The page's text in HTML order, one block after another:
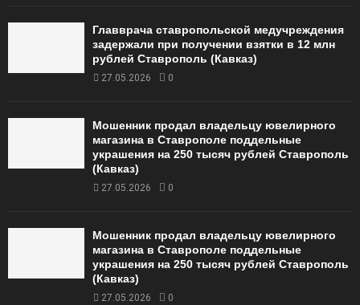
Главврача ставропольской медучреждения
задержали при получении взятки в 12 млн
рублей Ставрополь (Кавказ)
27.05.2026 0
Мошенник продал владельцу ювелирного
магазина в Ставрополе поддельные
украшения на 250 тысяч рублей Ставрополь
(Кавказ)
27.05.2026 0
Мошенник продал владельцу ювелирного
магазина в Ставрополе поддельные
украшения на 250 тысяч рублей Ставрополь
(Кавказ)
27.05.2026 0